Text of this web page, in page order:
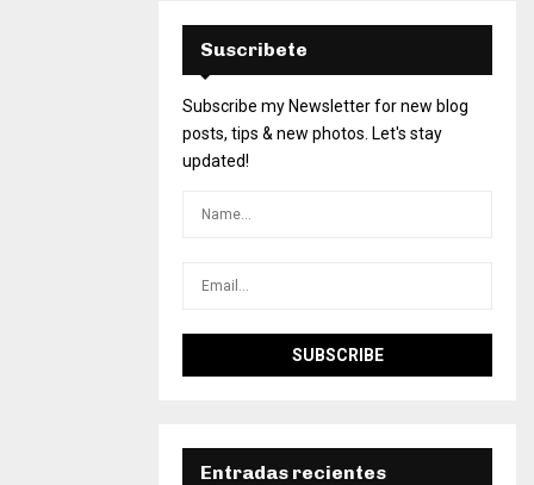
Suscribete
Subscribe my Newsletter for new blog
posts, tips & new photos. Let's stay
updated!
Entradas recientes